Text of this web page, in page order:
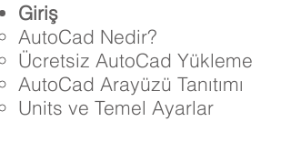
Giriş
AutoCad Nedir?
Ücretsiz AutoCad Yükleme
AutoCad Arayüzü Tanıtımı
Units ve Temel Ayarlar